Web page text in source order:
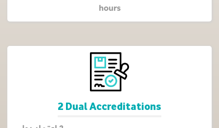
hours
2 Dual Accreditations